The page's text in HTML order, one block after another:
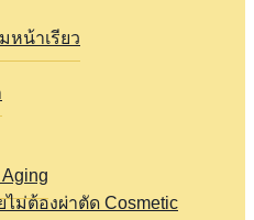
หน้าเรียว
ม่ต้องผ่าตัด Cosmetic